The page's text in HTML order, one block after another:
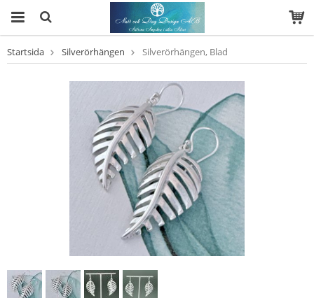
Startsida Silverörhängen Silverörhängen, Blad